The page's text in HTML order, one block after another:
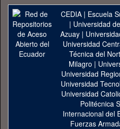
CEDIA| Escuela
| Universidad
Azuay|
Universidad
Técnica del
Milagro |
Universidad
Universidad
Universidad
Politécnica
Internacional del
Fuerzas